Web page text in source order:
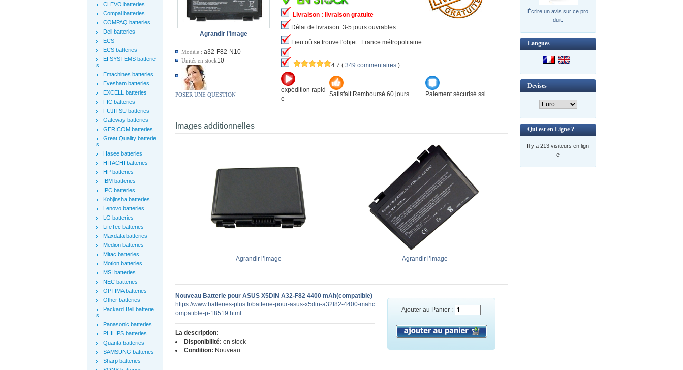
CLEVO batteries
Compal batteries
COMPAQ batteries
Dell batteries
ECS
ECS batteries
EI SYSTEMS batterie
s
Emachines batteries
Evesham batteries
EXCELL batteries
FIC batteries
FUJITSU batteries
Gateway batteries
GERICOM batteries
Great Quality batterie
s
Hasee batteries
HITACHI batteries
HP batteries
IBM batteries
IPC batteries
Kohjinsha batteries
Lenovo batteries
LG batteries
LifeTec batteries
Maxdata batteries
Medion batteries
Mitac batteries
Motion batteries
MSI batteries
NEC batteries
OPTIMA batteries
Other batteries
Packard Bell batterie
s
Panasonic batteries
PHILIPS batteries
Quanta batteries
SAMSUNG batteries
Sharp batteries
Agrandir l’image
Modèle : a32-F82-N10
Unités en stock10
POSER UNE QUESTION
Livraison : livraison gratuite
Délai de livraison :3-5 jours ouvrables
Lieu où se trouve l'objet : France métropolitaine
4.7 ( 349 commentaires )
expédition rapid
e
Satisfait Remboursé 60 jours Paiement sécurisé ssl
Images additionnelles
Agrandir l’image Agrandir l’image
Ajouter au Panier :
Nouveau Batterie pour ASUS X5DIN A32-F82 4400 mAh(compatible)
https://www.batteries-plus.fr/batterie-pour-asus-x5din-a32f82-4400-mahc
ompatible-p-18519.html
La description:
Disponibilité: en stock
Condition: Nouveau
Écrire un avis sur ce pro
duit.
Langues
Devises
Qui est en Ligne ?
Il y a 213 visiteurs en lign
e